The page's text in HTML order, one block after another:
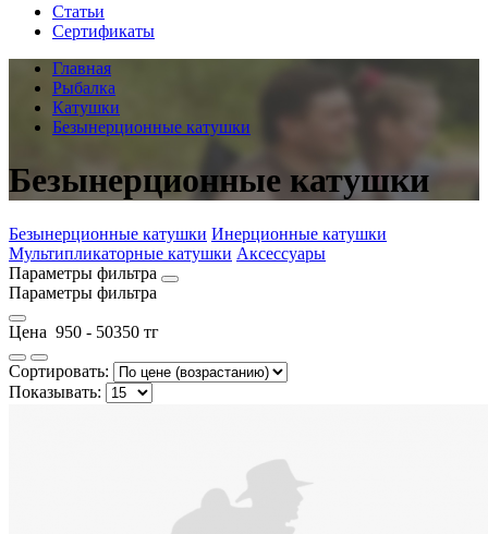
Статьи
Сертификаты
Главная
Рыбалка
Катушки
Безынерционные катушки
Безынерционные катушки
Безынерционные катушки Инерционные катушки
Мультипликаторные катушки Аксессуары
Параметры фильтра
Параметры фильтра
Цена 950 - 50350 тг
Сортировать:
Показывать: